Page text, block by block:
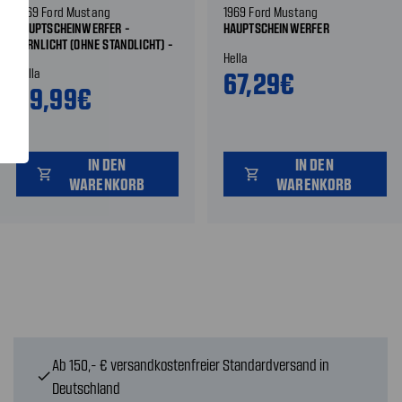
1969 Ford Mustang
HAUPTSCHEINWERFER -
FERNLICHT (OHNE STANDLICHT) -
Hella
89,99€
shopping_cart
IN DEN
WARENKORB
1969 Ford Mustang
HAUPTSCHEINWERFER
Hella
67,29€
shopping_cart
IN DEN
WARENKORB
check
Ab 150,- € versandkostenfreier Standardversand in
Deutschland